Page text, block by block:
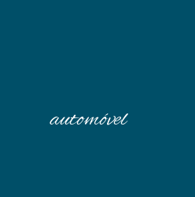
automóvel